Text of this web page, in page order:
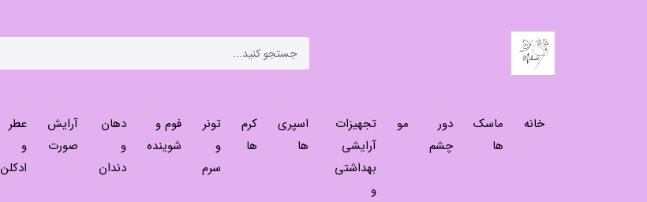
خانه
ماسک
ها
دور
چشم
مو
تجهیزات
آرایشی
بهداشتی
و
اسپری
ها
کرم
ها
تونر
و
سرم
فوم و
شوینده
دهان
و
دندان
آرایش
صورت
عطر
و
ادکلن